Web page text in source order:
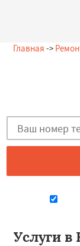
Главная ->
Услуги в